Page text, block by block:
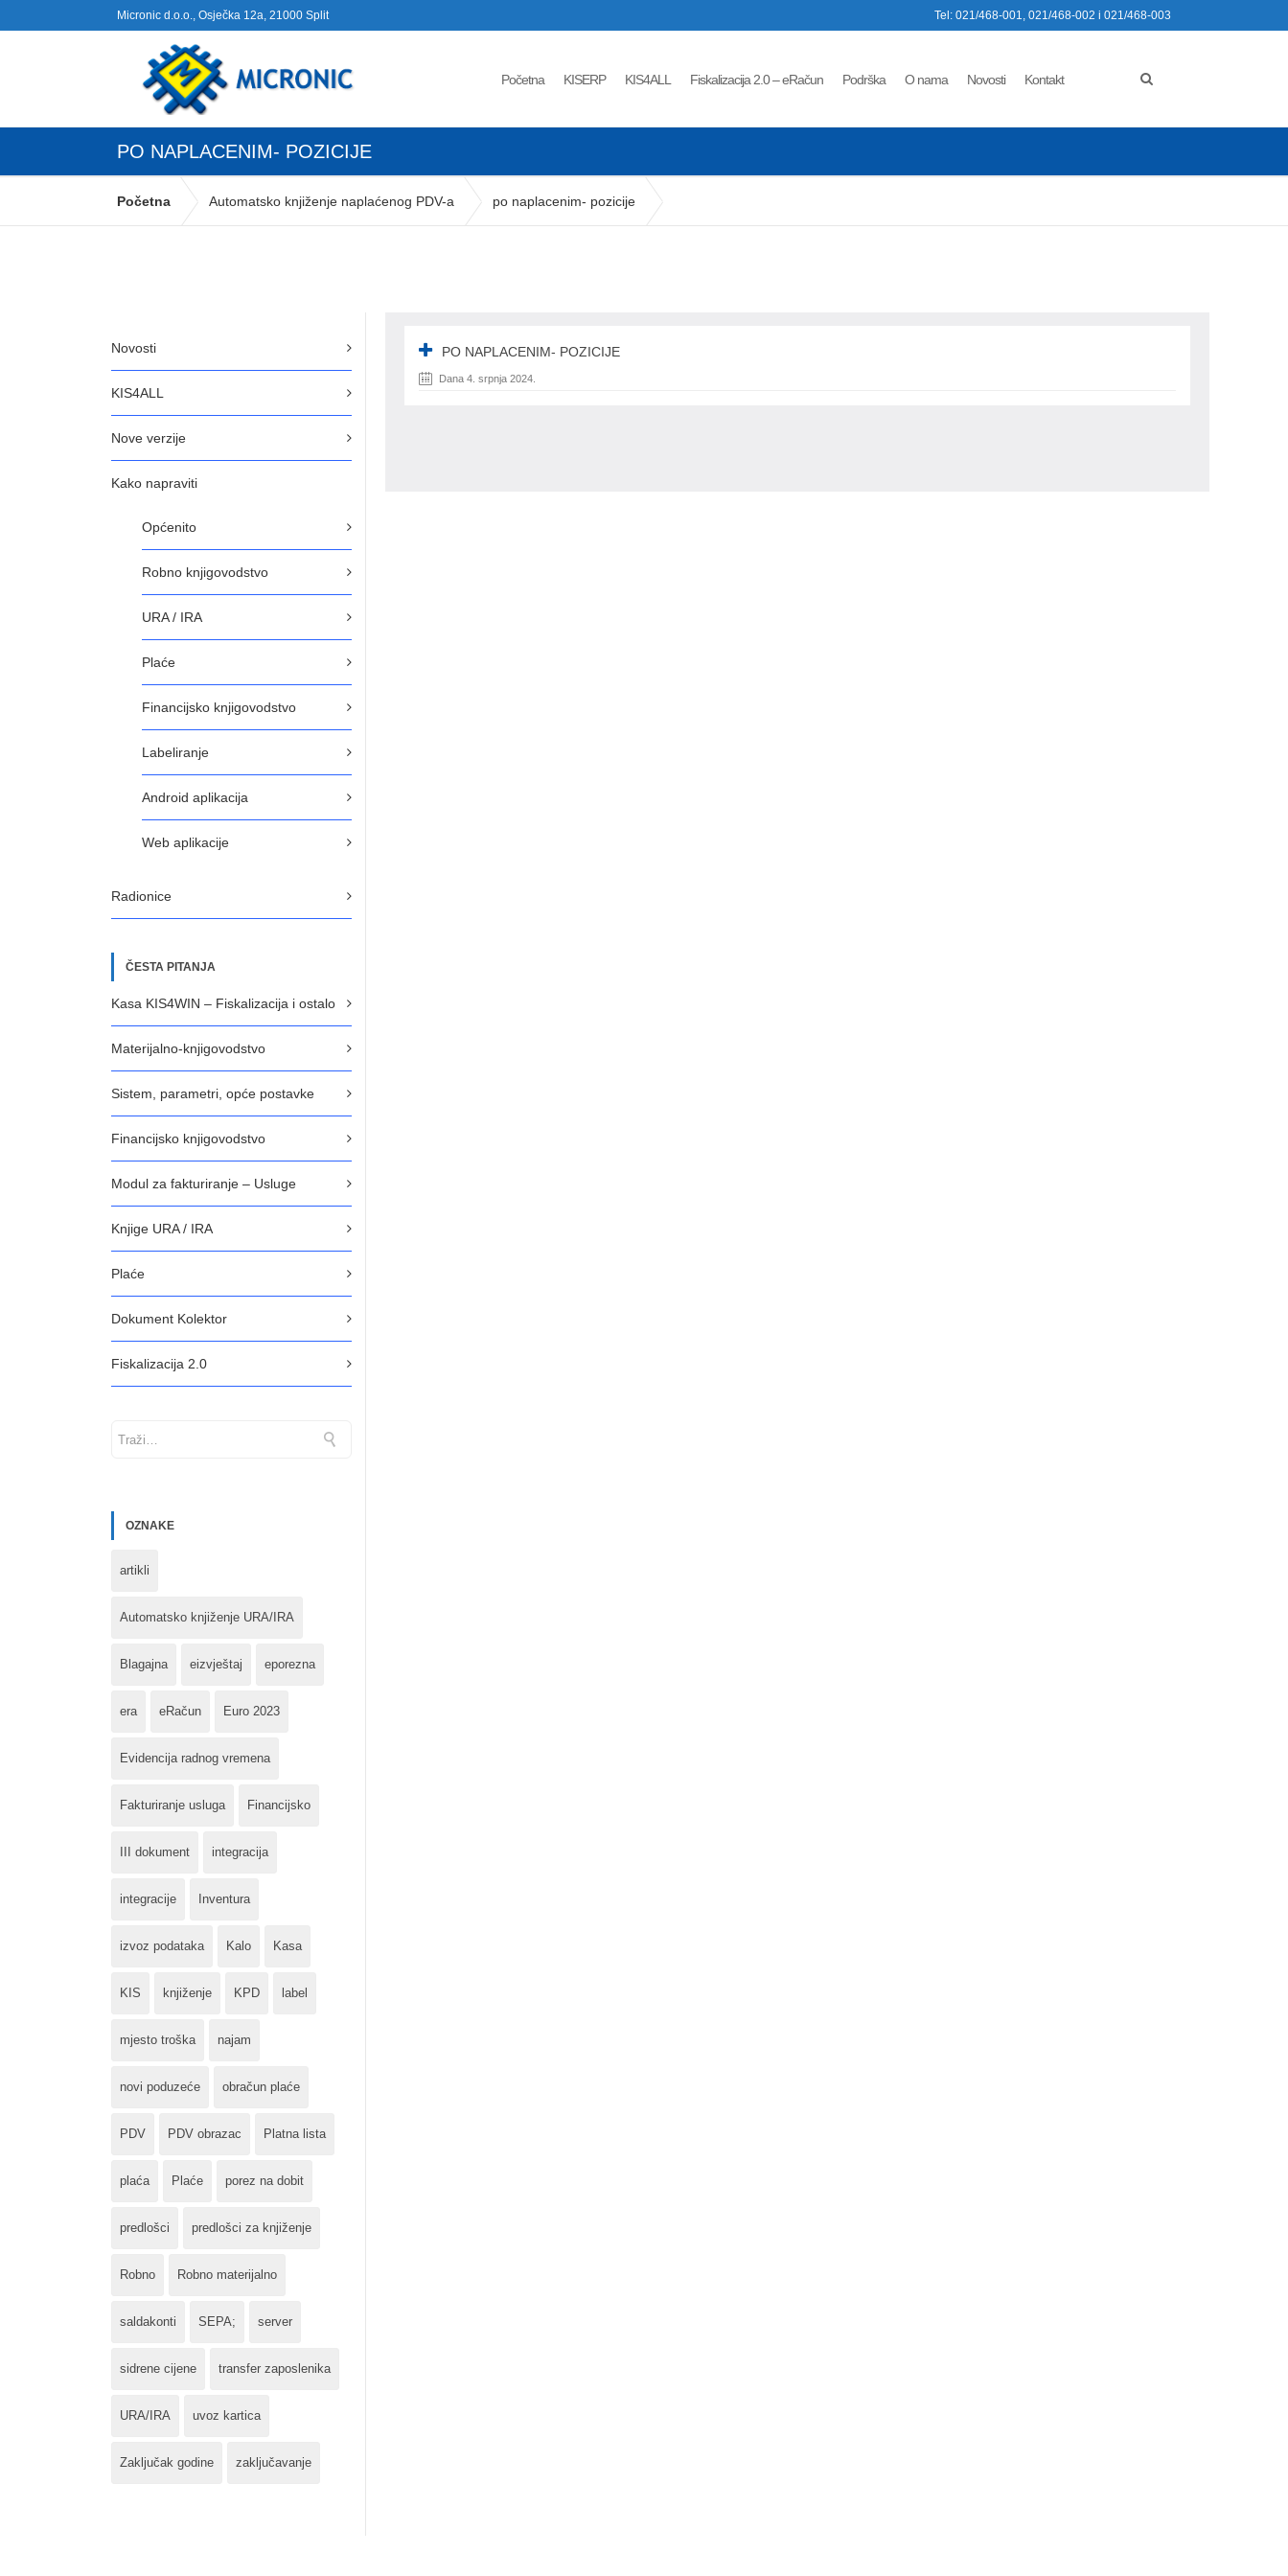
Micronic d.o.o., Osječka 12a, 21000 Split Tel: 021/468-001, 021/468-002 i 021/468-003
Početna KISERP KIS4ALL Fiskalizacija 2.0 – eRačun Podrška O nama Novosti Kontakt
PO NAPLACENIM- POZICIJE
Početna Automatsko knjiženje naplaćenog PDV-a po naplacenim- pozicije
Novosti
KIS4ALL
Nove verzije
Kako napraviti
Općenito
Robno knjigovodstvo
URA / IRA
Plaće
Financijsko knjigovodstvo
Labeliranje
Android aplikacija
Web aplikacije
Radionice
ČESTA PITANJA
Kasa KIS4WIN – Fiskalizacija i ostalo
Materijalno-knjigovodstvo
Sistem, parametri, opće postavke
Financijsko knjigovodstvo
Modul za fakturiranje – Usluge
Knjige URA / IRA
Plaće
Dokument Kolektor
Fiskalizacija 2.0
OZNAKE
artikli
Automatsko knjiženje URA/IRA
Blagajna eizvještaj eporezna
era eRačun Euro 2023
Evidencija radnog vremena
Fakturiranje usluga Financijsko
III dokument integracija
integracije Inventura
izvoz podataka Kalo Kasa
KIS knjiženje KPD label
mjesto troška najam
novi poduzeće obračun plaće
PDV PDV obrazac Platna lista
plaća Plaće porez na dobit
predlošci predlošci za knjiženje
Robno Robno materijalno
saldakonti SEPA; server
sidrene cijene transfer zaposlenika
URA/IRA uvoz kartica
Zaključak godine zaključavanje
PO NAPLACENIM- POZICIJE
Dana 4. srpnja 2024.